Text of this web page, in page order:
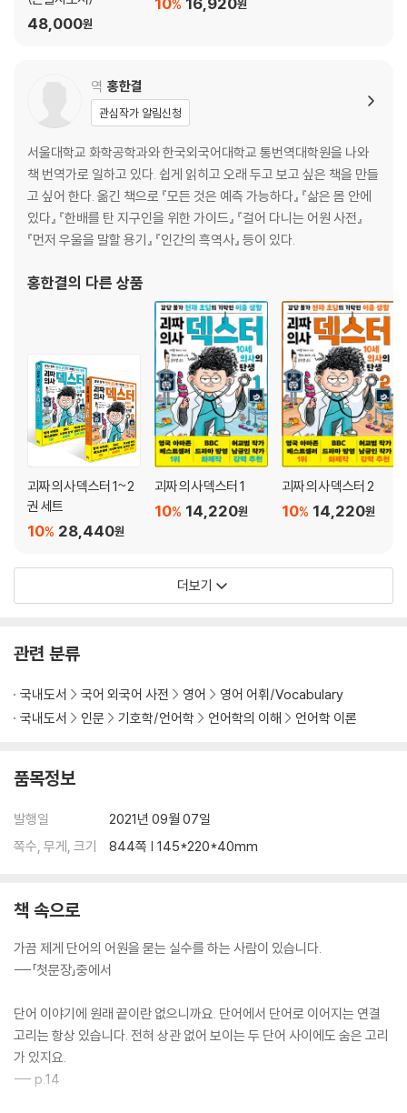
사전의 역사 Dick Snary
러시아용 화장실 Water Closets for Russia
뚱보 대포 Fat Gunhilda
왕비와 첨단기술 Queen Gunhilda and the Gadgets
조개껍데기 Shell
두 껍데기 In a Nutshell
일리아스 The Iliad
사람의 몸 The Human Body
다섯 손가락 The Five Fingers
허튼소리 Bunking and Debunking
세계로 뻗어 나간 개울 The Sedge-strewn Stream and Globalisati
커피 Coffee
카푸치노를 좋아한 수도사 Cappuccino Monks
막대기의 부름 Called to the Bar
무식한 자들 Ignorami
화석이 된 말들 Fossil-less
반복 접미사 The Frequentative Suffix
매달린 것들 Pending
벌레의 꿈틀거림 Worms and Their Turnings
수학 Mathematics
섬 이야기 Islands
영어 단어 속의 프랑스 혁명 The French Revolution in English Word
로망스어 Romance Languages
유랑 민족 Peripatetic Peoples
캘리포니아 California
마약 Drugs
내가 기쁘게 하리라 Pleasing Psalms
평온했던 시절 Halcyon Days
냉소적인 개 Cynical Dogs
그리스 교육과 ‘빠른 아이’ Greek Education and Fastchild
돈 버는 여자 Turning Trix
아마추어의 사랑 Amateur Lovers
무서운 돈 Dirty Money
죽음의 서약 Death-pledges
48,000원
원
%
역 홍한결
관심작가 알림신청
서울대학교 화학공학과와 한국외국어대학교 통번역대학원을 나와
책 번역가로 일하고 있다. 쉽게 읽히고 오래 두고 보고 싶은 책을 만들
고 싶어 한다. 옮긴 책으로 『모든 것은 예측 가능하다』 『삶은 몸 안에
있다』 『한배를 탄 지구인을 위한 가이드』 『걸어 다니는 어원 사전』
『먼저 우울을 말할 용기』 『인간의 흑역사』 등이 있다.
홍한결의 다른 상품
괴짜 의사 덱스터 1~2
권 세트
28,440원
10%
괴짜 의사 덱스터 1
14,220원
10%
괴짜 의사 덱스터 2
14,220원
10%
더보기
관련 분류
국내도서 국어 외국어 사전 영어
영어 어휘/Vocabulary
국내도서
인문 기호학/언어학 언어학의 이해 언어학 이론
품목정보
발행일
2021년 09월 07일
쪽수, 무게, 크기
844쪽 | 145*220*40mm
책 속으로
가끔 제게 단어의 어원을 묻는 실수를 하는 사람이 있습니다.
---「첫문장」중에서
단어 이야기에 원래 끝이란 없으니까요. 단어에서 단어로 이어지는 연결
고리는 항상 있습니다. 전혀 상관 없어 보이는 두 단어 사이에도 숨은 고리
가 있지요.
--- p.14